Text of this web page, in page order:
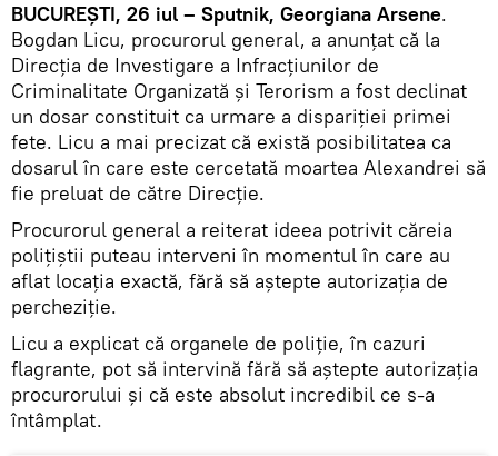
BUCUREȘTI, 26 iul – Sputnik, Georgiana Arsene.
Bogdan Licu, procurorul general, a anunțat că la
Direcția de Investigare a Infracțiunilor de
Criminalitate Organizată și Terorism a fost declinat
un dosar constituit ca urmare a dispariției primei
fete. Licu a mai precizat că există posibilitatea ca
dosarul în care este cercetată moartea Alexandrei să
fie preluat de către Direcție.
Procurorul general a reiterat ideea potrivit căreia
polițiștii puteau interveni în momentul în care au
aflat locația exactă, fără să aștepte autorizația de
percheziție.
Licu a explicat că organele de poliție, în cazuri
flagrante, pot să intervină fără să aștepte autorizația
procurorului și că este absolut incredibil ce s-a
întâmplat.